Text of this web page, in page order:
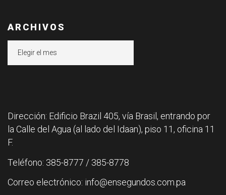
ARCHIVOS
Dirección: Edificio Brazil 405, vía Brasil, entrando por
la Calle del Agua (al lado del Idaan), piso 11, oficina 11
F.
Teléfono: 385-8777 / 385-8778
Correo electrónico: info@ensegundos.com.pa